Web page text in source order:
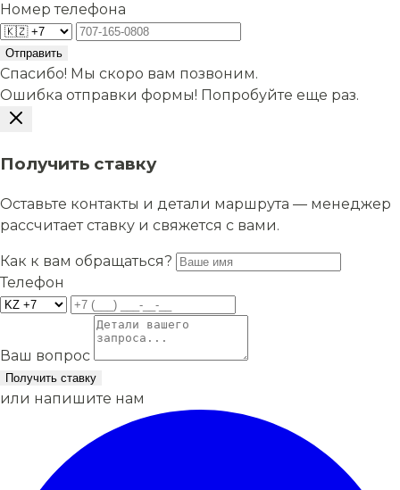
Номер телефона
Отправить
Спасибо! Мы скоро вам позвоним.
Ошибка отправки формы! Попробуйте еще раз.
Получить ставку
Оставьте контакты и детали маршрута — менеджер
рассчитает ставку и свяжется с вами.
Как к вам обращаться?
Телефон
Ваш вопрос
Получить ставку
или напишите нам